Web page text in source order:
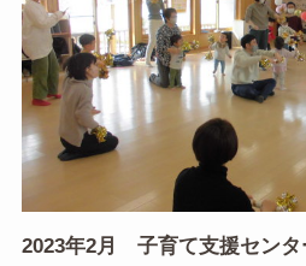
2023年2月 子育て支援センタ